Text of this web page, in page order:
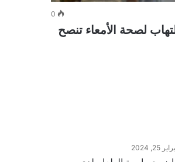
0
لصحة الأمعاء تنصح
25, 2024